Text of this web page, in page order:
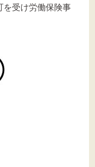
を受け労働保険事